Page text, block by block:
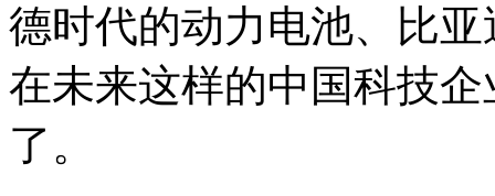
德时代的动力电池、比
在未来这样的中国科技
了。